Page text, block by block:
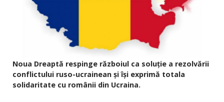
Noua Dreaptă respinge războiul ca soluție a rezolvării
conflictului ruso-ucrainean și își exprimă totala
solidaritate cu românii din Ucraina.